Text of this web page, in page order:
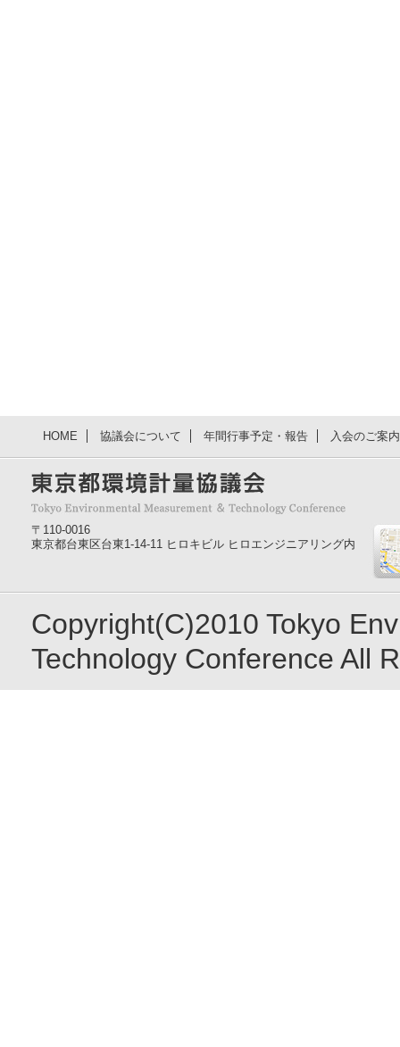
HOME 協議会について 年間行事予定・報告 入会のご案
〒110-0016
東京都台東区台東1-14-11 ヒロキビル ヒロエンジニアリング内
Copyright(C)2010 Tokyo
Technology Conference All